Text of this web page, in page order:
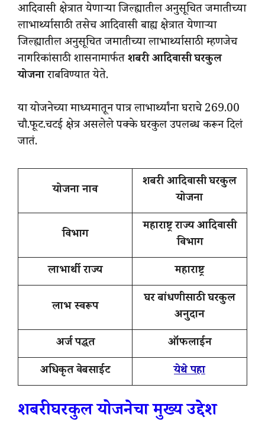
आदिवासी क्षेत्रात येणाऱ्या जिल्ह्यातील अनुसूचित जमातीच्या
लाभार्थ्यासाठी तसेच आदिवासी बाह्य क्षेत्रात येणाऱ्या
जिल्ह्यातील अनुसूचित जमातीच्या लाभार्थ्यासाठी म्हणजेच
नागरिकांसाठी शासनामार्फतशबरी आदिवासी घरकुल
योजनाराबविण्यात येते.
या योजनेच्या माध्यमातून पात्र लाभार्थ्यांना घराचे 269.00
चौ.फूट.चटई क्षेत्र असलेले पक्के घरकुल उपलब्ध करून दिलं
जातं.
योजना नाव
शबरी आदिवासी घरकुल
योजना
विभाग
महाराष्ट्र राज्य आदिवासी
विभाग
लाभार्थी राज्य
महाराष्ट्र
लाभ स्वरूप
घर बांधणीसाठी घरकुल
अनुदान
अर्ज पद्धत
ऑफलाईन
अधिकृत वेबसाईट
येथे पहा
शबरी घरकुल योजनेचा मुख्य उद्देश